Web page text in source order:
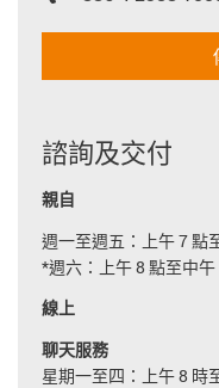
諮詢及交付
親自
週一至週五：上午 7 點
*週六：上午 8 點至中午
線上
聊天服務
星期一至四：上午 8 時